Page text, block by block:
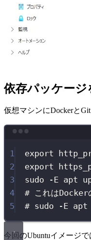
依存パッケー
仮想マシンにDockerと
1 export
2
export
3
sudo -E apt
4
# これはDocker
5
# sudo -E
今回のUbuntuイメージ